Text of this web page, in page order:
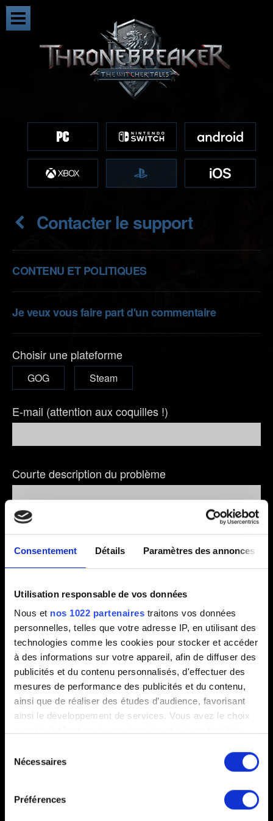
Consentement Détails Paramètres des annonces
Utilisation responsable de vos données
Nous et nos 1022 partenaires traitons vos données
personnelles, telles que votre adresse IP, en utilisant des
technologies comme les cookies pour stocker et accéder
à des informations sur votre appareil, afin de diffuser des
publicités et du contenu personnalisés, d'effectuer des
mesures de performance des publicités et du contenu,
ainsi que de réaliser des études d’audience, favorisant
ainsi le développement de services. Vous avez le choix
tout moment en consultant la Déclaration relative aux
cookies ou en cliquant sur l'icône de confidentialité.
Si vous le permettez, nous aimerions également :
Nécessaires
Préférences
Contacter le support
CONTENU ET POLITIQUES
Je veux vous faire part d'un commentaire
Choisir une plateforme
GOG Steam
E-mail (attention aux coquilles !)
Courte description du problème
0/20
Vous pouvez joindre un fichier à votre rapport, comme une
capture d'écran dans le cas de problèmes graphiques. Limite :
12 Mo.
Parcourir
Envoyer le rapport DxDiag
Pour le générer, appuyez sur les touches Windows + R,
saisissez DxDiag, puis confirmez avec OK. Dans la fenêtre
qui s'est ouverte, cliquez sur "Enregistrer toutes les